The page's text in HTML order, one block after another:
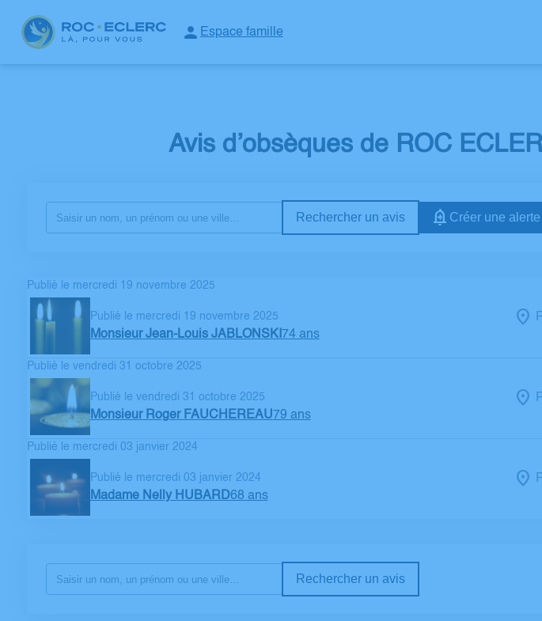
Espace famille
NOS SERVICES NOTRE AGENCEESPACES HOMMAGES
Avis d’obsèques de ROC
Rechercher un avis Créer une
Publié le mercredi 19 novembre 2025
Publié le mercredi 19 novembre 2025
Monsieur Jean-Louis JABLONSKI 74 ans
Publié le vendredi 31 octobre 2025
Publié le vendredi 31 octobre 2025
Monsieur Roger FAUCHEREAU79 ans
Publié le mercredi 03 janvier 2024
Publié le mercredi 03 janvier 2024
Madame Nelly HUBARD68 ans
Rechercher un avis